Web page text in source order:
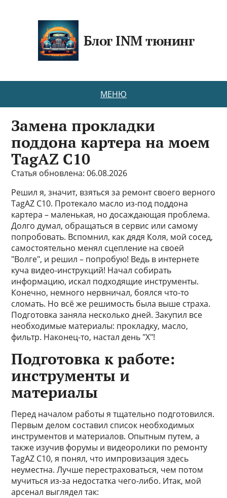
Блог INM тюнинг
МЕНЮ
Замена прокладки
поддона картера на моем
TagAZ C10
Статья обновлена: 06.08.2026
Решил я, значит, взяться за ремонт своего верного
TagAZ C10. Протекало масло из-под поддона
картера – маленькая, но досаждающая проблема.
Долго думал, обращаться в сервис или самому
попробовать. Вспомнил, как дядя Коля, мой сосед,
самостоятельно менял сцепление на своей
"Волге", и решил – попробую! Ведь в интернете
куча видео-инструкций! Начал собирать
информацию, искал подходящие инструменты.
Конечно, немного нервничал, боялся что-то
сломать. Но всё же решимость была выше страха.
Подготовка заняла несколько дней. Закупил все
необходимые материалы: прокладку, масло,
фильтр. Наконец-то, настал день "Х"!
Подготовка к работе:
инструменты и
материалы
Перед началом работы я тщательно подготовился.
Первым делом составил список необходимых
инструментов и материалов. Опытным путем, а
также изучив форумы и видеоролики по ремонту
TagAZ C10, я понял, что импровизация здесь
неуместна. Лучше перестраховаться, чем потом
мучиться из-за недостатка чего-либо. Итак, мой
арсенал выглядел так: